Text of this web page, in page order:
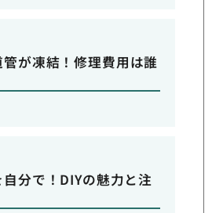
が凍結！修理費用は誰
分で！DIYの魅力と注